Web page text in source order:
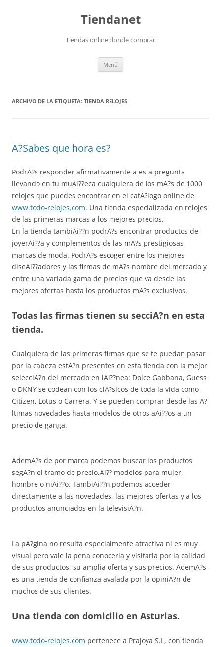
Tiendanet
Tiendas online donde comprar
Menú
ARCHIVO DE LA ETIQUETA: TIENDA RELOJES
A?Sabes que hora es?
PodrA?s responder afirmativamente a esta pregunta
llevando en tu muAi??eca cualquiera de los mA?s de 1000
relojes que puedes encontrar en el catA?logo online de
www.todo-relojes.com. Una tienda especializada en relojes
de las primeras marcas a los mejores precios.
En la tienda tambiAi??n podrA?s encontrar productos de
joyerAi??a y complementos de las mA?s prestigiosas
marcas de moda. PodrA?s escoger entre los mejores
diseAi??adores y las firmas de mA?s nombre del mercado y
entre una variada gama de precios que va desde las
mejores ofertas hasta los productos mA?s exclusivos.
Todas las firmas tienen su secciA?n en esta
tienda.
Cualquiera de las primeras firmas que se te puedan pasar
por la cabeza estA?n presentes en esta tienda con la mejor
selecciA?n del mercado en lAi??nea: Dolce Gabbana, Guess
o DKNY se codean con los clA?sicos de toda la vida como
Citizen, Lotus o Carrera. Y se pueden comprar desde las A?
ltimas novedades hasta modelos de otros aAi??os a un
precio de ganga.
AdemA?s de por marca podemos buscar los productos
segA?n el tramo de precio,Ai?? modelos para mujer,
hombre o niAi??o. TambiAi??n podemos acceder
directamente a las novedades, las mejores ofertas y a los
productos anunciados en la televisiA?n.
La pA?gina no resulta especialmente atractiva ni es muy
visual pero vale la pena conocerla y visitarla por la calidad
de sus productos, su amplia oferta y sus precios. AdemA?s
es una tienda de confianza avalada por la opiniA?n de
muchos de sus clientes.
Una tienda con domicilio en Asturias.
www.todo-relojes.com pertenece a Prajoya S.L, con tienda